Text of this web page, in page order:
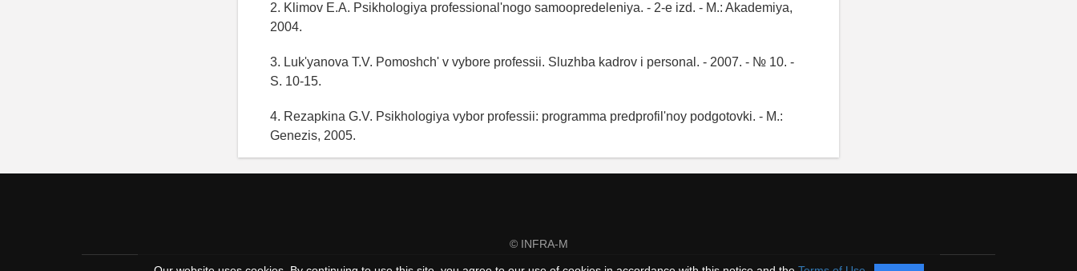
2. Klimov E.A. Psikhologiya professional'nogo samoopredeleniya. - 2-e izd. - M.: Akademiya,
2004.
3. Luk'yanova T.V. Pomoshch' v vybore professii. Sluzhba kadrov i personal. - 2007. - № 10. -
S. 10-15.
4. Rezapkina G.V. Psikhologiya vybor professii: programma predprofil'noy podgotovki. - M.:
Genezis, 2005.
© INFRA-M